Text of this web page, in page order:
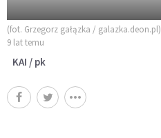
(fot. Grzegorz gałązka / galazka.deon.pl)
9 lat temu
KAI / pk